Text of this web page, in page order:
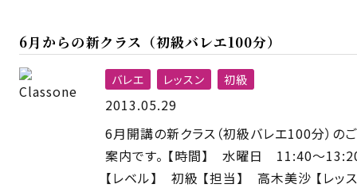
6月からの新クラス（初級バレエ100分）
バレエ レッスン 初級
2013.05.29
6月開講の新クラス（初級バレエ100分）のご
案内です。 【時間】 水曜日 11:40〜
【レベル】 初級 【担当】 高木美沙 【レッス